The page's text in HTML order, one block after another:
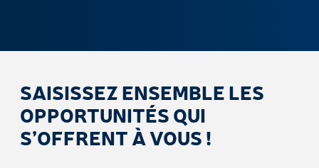
SAISISSEZ ENSEMBLE LES
OPPORTUNITÉS QUI
S’OFFRENT À VOUS !